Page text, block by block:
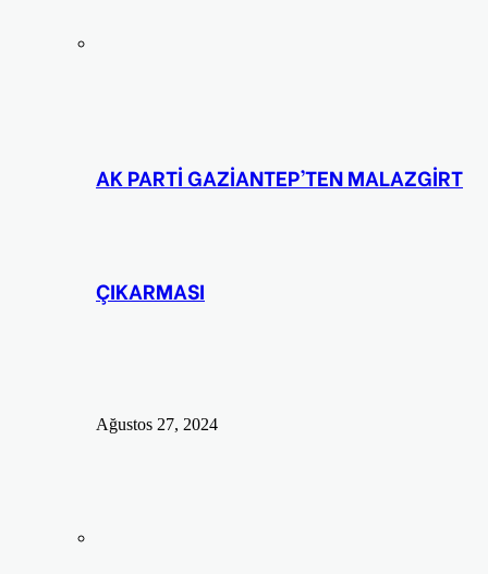
AK PARTİ GAZİANTEP’TEN MALAZGİRT
ÇIKARMASI
Ağustos 27, 2024